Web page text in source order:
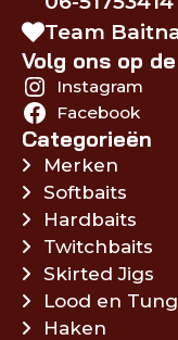
Team
Volg ons op
Instagram
Facebook
Categorieën
Merken
Softbaits
Hardbaits
Twitchbaits
Skirted Jigs
Lood en
Haken